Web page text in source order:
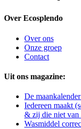
Over Ecosplendo
Over ons
Onze groep
Contact
Uit ons magazine:
De
Iedereen maakt
& zij die niet van
Wasmiddel